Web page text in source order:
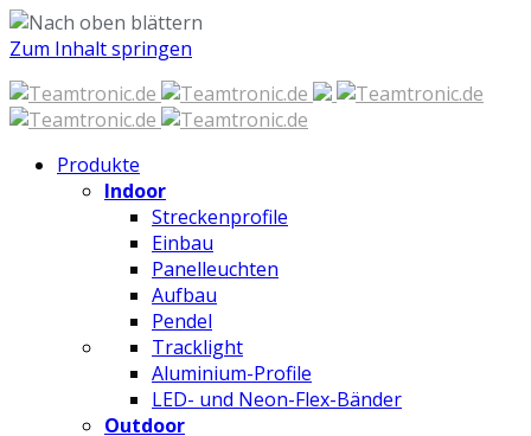
Zum Inhalt springen
Produkte
Indoor
Streckenprofile
Einbau
Panelleuchten
Aufbau
Pendel
Tracklight
Aluminium-Profile
LED- und Neon-Flex-Bänder
Outdoor